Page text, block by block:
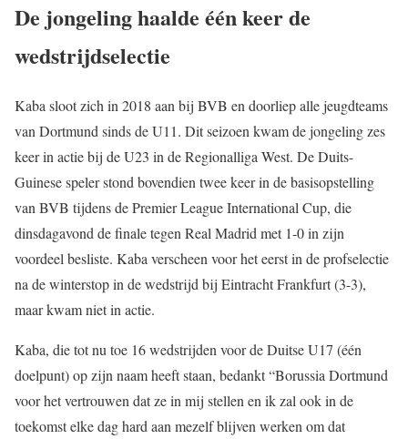
De jongeling haalde één keer de
wedstrijdselectie
Kaba sloot zich in 2018 aan bij BVB en doorliep alle jeugdteams
van Dortmund sinds de U11. Dit seizoen kwam de jongeling zes
keer in actie bij de U23 in de Regionalliga West. De Duits-
Guinese speler stond bovendien twee keer in de basisopstelling
van BVB tijdens de Premier League International Cup, die
dinsdagavond de finale tegen Real Madrid met 1-0 in zijn
voordeel besliste. Kaba verscheen voor het eerst in de profselectie
na de winterstop in de wedstrijd bij Eintracht Frankfurt (3-3),
maar kwam niet in actie.
Kaba, die tot nu toe 16 wedstrijden voor de Duitse U17 (één
doelpunt) op zijn naam heeft staan, bedankt “Borussia Dortmund
voor het vertrouwen dat ze in mij stellen en ik zal ook in de
toekomst elke dag hard aan mezelf blijven werken om dat